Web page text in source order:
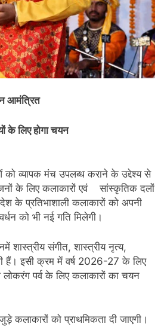
आमंत्रित
के लिए होगा चयन
व्यापक मंच उपलब्ध कराने के उद्देश्य से
के लिए कलाकारों एवं सांस्कृतिक दलों
के प्रतिभाशाली कलाकारों को अपनी
को भी नई गति मिलेगी।
शास्त्रीय संगीत, शास्त्रीय नृत्य,
हैं। इसी क्रम में वर्ष 2026-27 के लिए
पर्व के लिए कलाकारों का चयन
को प्राथमिकता दी जाएगी।